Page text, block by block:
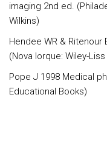
imaging 2nd ed.
Wilkins)
Hendee WR & Ritenour
(Nova Iorque: Wiley-
Pope J 1998 Medical
Educational Books)